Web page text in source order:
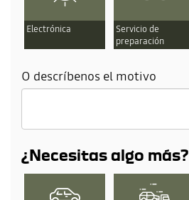
Electrónica
Servicio de
preparación
O descríbenos el motivo
¿Necesitas algo más?